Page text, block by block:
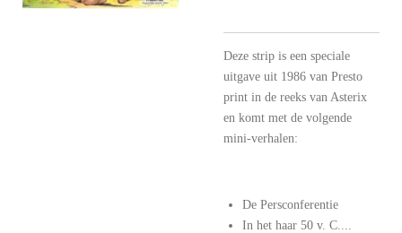
Deze strip is een speciale
uitgave uit 1986 van Presto
print in de reeks van Asterix
en komt met de volgende
mini-verhalen:
De Persconferentie
In het haar 50 v. C....